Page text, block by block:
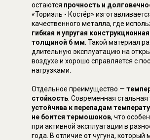
остаются прочность и
«Ториэль - Костёр»
качественного металла, где
гибкая и упругая
толщиной 6 мм . Такой материал
длительную эксплуатацию на
воздухе и хорошо справляется с
нагрузками.
Отдельное преимущество —
стойкость . Современная
устойчива к перепадам
не боится термошоков, что
при активной эксплуатации в
года. В отличие от чугуна, который